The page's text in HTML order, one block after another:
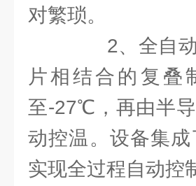
对繁琐。
2、全自动
片相结合的复叠
至-27℃，再由半
动控温。设备集
实现全过程自动控